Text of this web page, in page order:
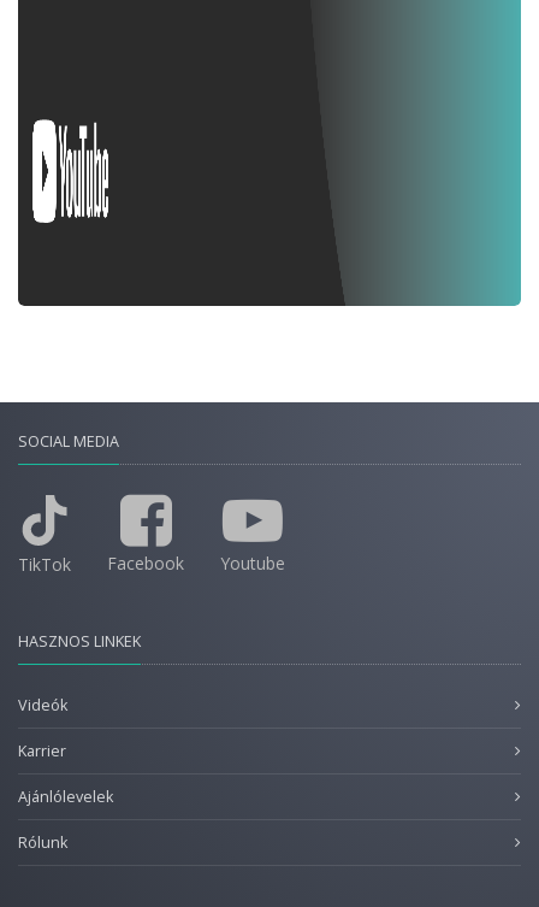
SOCIAL MEDIA
TikTok Facebook Youtube
HASZNOS LINKEK
Videók
Karrier
Ajánlólevelek
Rólunk